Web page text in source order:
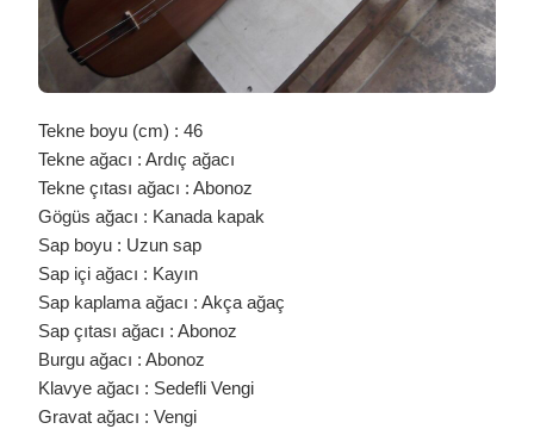
Tekne boyu (cm) : 46
Tekne ağacı : Ardıç ağacı
Tekne çıtası ağacı : Abonoz
Gögüs ağacı : Kanada kapak
Sap boyu : Uzun sap
Sap içi ağacı : Kayın
Sap kaplama ağacı : Akça ağaç
Sap çıtası ağacı : Abonoz
Burgu ağacı : Abonoz
Klavye ağacı : Sedefli Vengi
Gravat ağacı : Vengi